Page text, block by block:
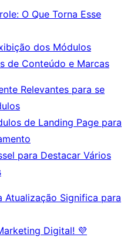
O Que Torna Esse
dos Módulos
de Conteúdo e Marcas
Relevantes para se
de Landing Page para
para Destacar Vários
Atualização Significa para
Digital! 💜